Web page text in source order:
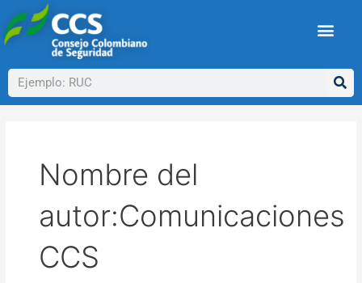
al
contenido
Buscar
Nombre del
autor:Comunicaciones
CCS
Paginación
de
entradas